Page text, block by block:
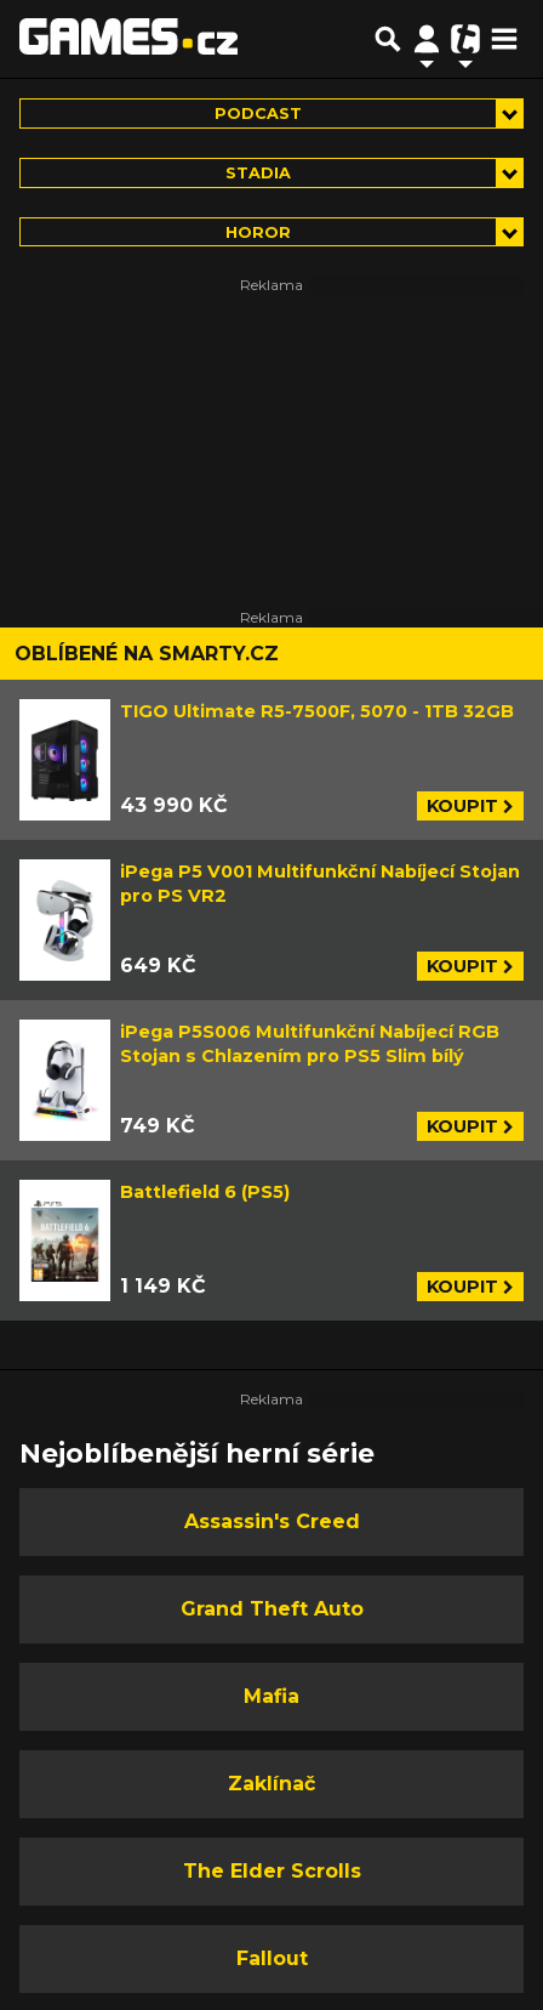
PODCAST
STADIA
HOROR
OBLÍBENÉ NA SMARTY.CZ
TIGO Ultimate R5-7500F, 5070 - 1TB 32GB
43 990 KČ KOUPIT
iPega P5 V001 Multifunkční Nabíjecí Stojan
pro PS VR2
649 KČ KOUPIT
iPega P5S006 Multifunkční Nabíjecí RGB
Stojan s Chlazením pro PS5 Slim bílý
749 KČ KOUPIT
Battlefield 6 (PS5)
1 149 KČ KOUPIT
Nejoblíbenější herní série
Assassin's Creed
Grand Theft Auto
Mafia
Zaklínač
The Elder Scrolls
Fallout